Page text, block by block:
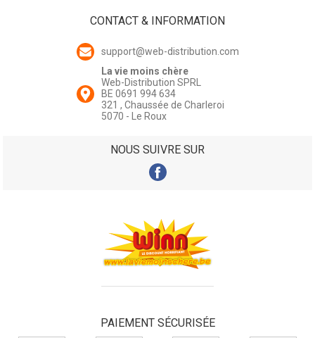
CONTACT & INFORMATION
support@web-distribution.com
La vie moins chère
Web-Distribution SPRL
BE 0691 994 634
321 , Chaussée de Charleroi
5070 - Le Roux
NOUS SUIVRE SUR
PAIEMENT SÉCURISÉE